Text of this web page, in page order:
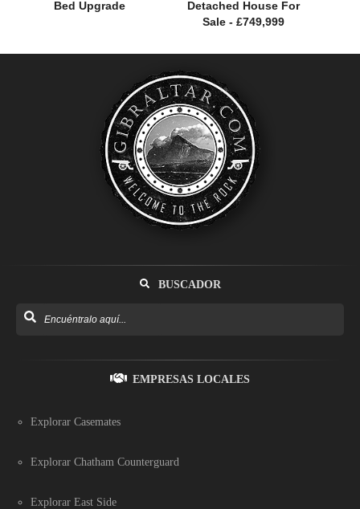
Bed Upgrade
Detached House For
Sale - £749,999
BUSCADOR
EMPRESAS LOCALES
Explorar Casemates
Explorar Chatham Counterguard
Explorar East Side